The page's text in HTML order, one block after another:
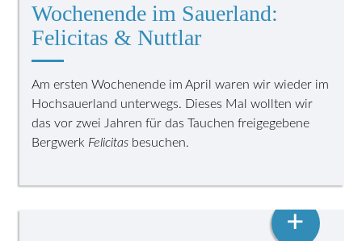
Wochenende im Sauerland:
Felicitas & Nuttlar
Am ersten Wochenende im April waren wir wieder im
Hochsauerland unterwegs. Dieses Mal wollten wir
das vor zwei Jahren für das Tauchen freigegebene
Bergwerk Felicitas besuchen.
+